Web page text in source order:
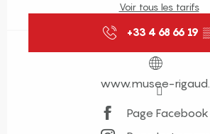
Voir tous les tarifs
+33 4 68 66 19
www.musee-
Page Facebook